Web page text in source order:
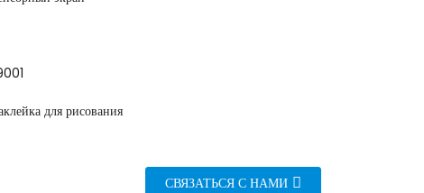
для рисования
СВЯЗАТЬСЯ С НАМИ